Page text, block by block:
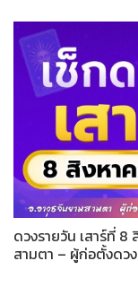
ดวงรายวัน เสาร์ที่ 8
สามตา – ผู้ก่อตั้งดว